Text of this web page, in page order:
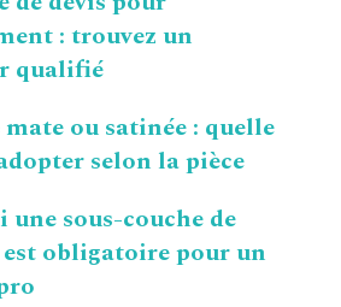
: trouvez un
qualifié
ou satinée : quelle
selon la pièce
une sous-couche de
obligatoire pour un